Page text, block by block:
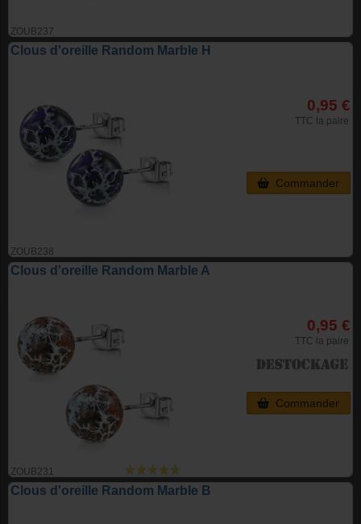
ZOUB237
Clous d'oreille Random Marble H
ZOUB238
0,95 €
TTC la paire
Commander
Clous d'oreille Random Marble A
ZOUB231
0,95 €
TTC la paire
Commander
Clous d'oreille Random Marble B